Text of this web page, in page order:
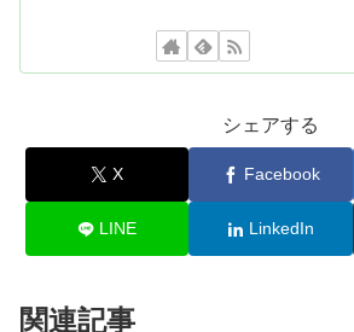
シェアする
X Facebook
LINE LinkedIn
関連記事